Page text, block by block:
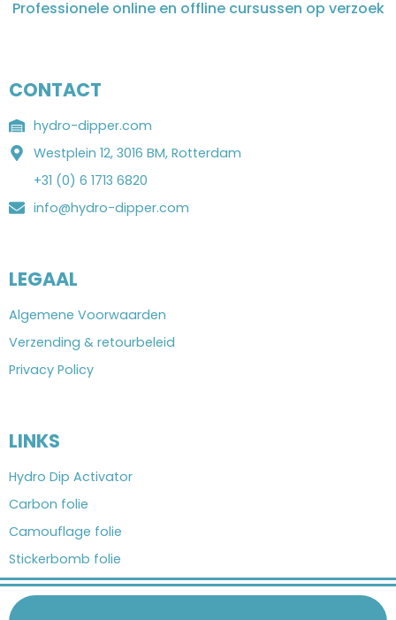
Professionele online en offline cursussen op verzoek
CONTACT
hydro-dipper.com
Westplein 12, 3016 BM, Rotterdam
+31 (0) 6 1713 6820
info@hydro-dipper.com
LEGAAL
Algemene Voorwaarden
Verzending & retourbeleid
Privacy Policy
LINKS
Hydro Dip Activator
Carbon folie
Camouflage folie
Stickerbomb folie